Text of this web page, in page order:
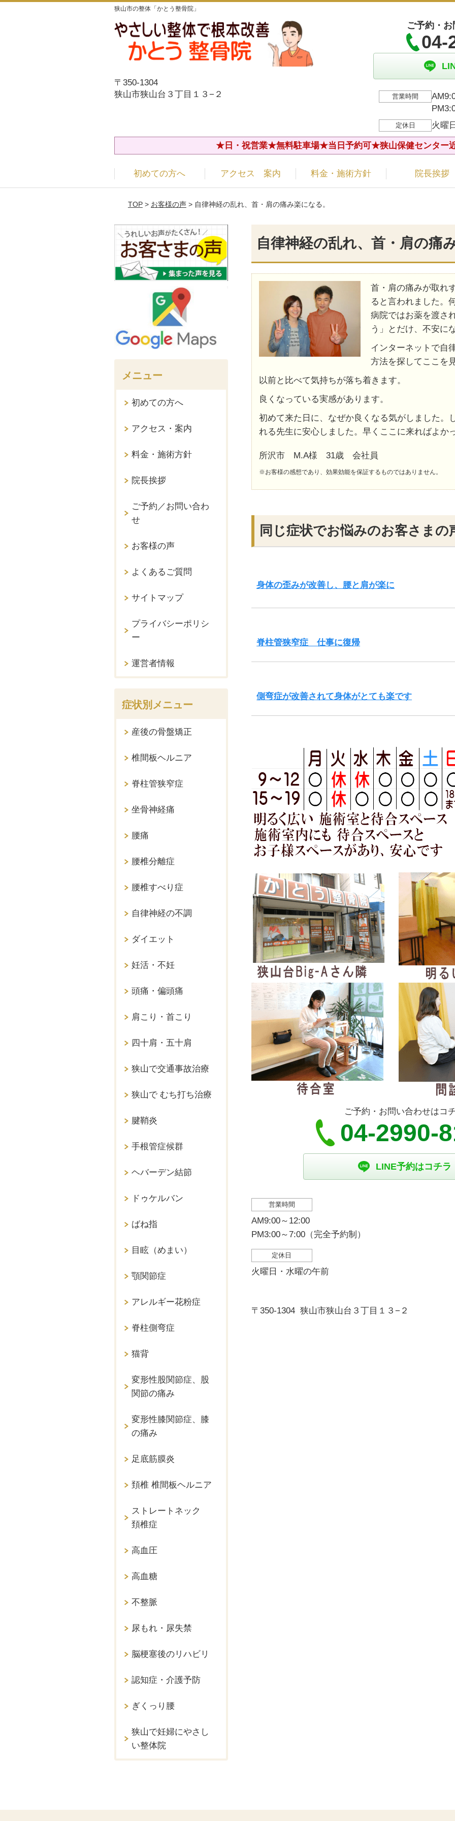
狭山市の整体「かとう整骨院」
〒350-1304
狭山市狭山台３丁目１３−２
ご予約・
04-
営業時間
定休日 火曜
★日・祝営業★無料駐車場★当日予約可★狭山保健センター
初めての方へ アクセス 案内 料金・施術方針 院長挨拶
TOP> お客様の声> 自律神経の乱れ、首・肩の痛み楽になる。
自律神経の乱れ、首・肩の痛
首・肩の痛みが取れ
ると言われました。
病院ではお薬を渡さ
う」とだけ、不安に
インターネットで自
方法を探してここを
以前と比べて気持ちが落ち着きます。
良くなっている実感があります。
初めて来た日に、なぜか良くなる気がしました。
れる先生に安心しました。早くここに来ればよか
所沢市 M.A様 31歳 会社員
※お客様の感想であり、効果効能を保証するものではありません。
同じ症状でお悩みのお客さまの
身体の歪みが改善し、腰と肩が楽に
脊柱管狭窄症 仕事に復帰
側弯症が改善されて身体がとても楽です
ご予約・お問い合わせはコ
04-2990-
LINE予約はコチラ
営業時間
AM9:00～12:00
PM3:00～7:00（完全予約制）
定休日
火曜日・水曜の午前
〒350-1304 狭山市狭山台３丁目１３−２
メニュー
初めての方へ
アクセス・案内
料金・施術方針
院長挨拶
ご予約／お問い合わ
せ
お客様の声
よくあるご質問
サイトマップ
プライバシーポリシ
ー
運営者情報
症状別メニュー
産後の骨盤矯正
椎間板ヘルニア
脊柱管狭窄症
坐骨神経痛
腰痛
腰椎分離症
腰椎すべり症
自律神経の不調
ダイエット
妊活・不妊
頭痛・偏頭痛
肩こり・首こり
四十肩・五十肩
狭山で交通事故治療
狭山で むち打ち治療
腱鞘炎
手根管症候群
ヘバーデン結節
ドゥケルバン
ばね指
目眩（めまい）
顎関節症
アレルギー花粉症
脊柱側弯症
猫背
変形性股関節症、股
関節の痛み
変形性膝関節症、膝
の痛み
足底筋膜炎
頚椎 椎間板ヘルニア
ストレートネック
頚椎症
高血圧
高血糖
不整脈
尿もれ・尿失禁
脳梗塞後のリハビリ
認知症・介護予防
ぎくっり腰
狭山で妊婦にやさし
い整体院